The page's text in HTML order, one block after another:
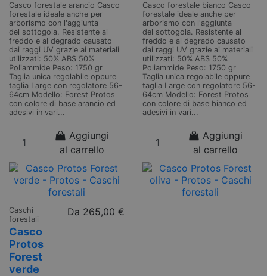
Casco forestale arancio Casco
forestale ideale anche per
arborismo con l'aggiunta
del sottogola. Resistente al
freddo e al degrado causato
dai raggi UV grazie ai materiali
utilizzati: 50% ABS 50%
Poliammide Peso: 1750 gr
Taglia unica regolabile oppure
taglia Large con regolatore 56-
64cm Modello: Forest Protos
con colore di base arancio ed
adesivi in vari...
Aggiungi
al carrello
Casco forestale bianco Casco
forestale ideale anche per
arborismo con l'aggiunta
del sottogola. Resistente al
freddo e al degrado causato
dai raggi UV grazie ai materiali
utilizzati: 50% ABS 50%
Poliammide Peso: 1750 gr
Taglia unica regolabile oppure
taglia Large con regolatore 56-
64cm Modello: Forest Protos
con colore di base bianco ed
adesivi in vari...
Aggiungi
al carrello
Caschi
forestali
Casco
Protos
Forest
verde
Da 265,00 €